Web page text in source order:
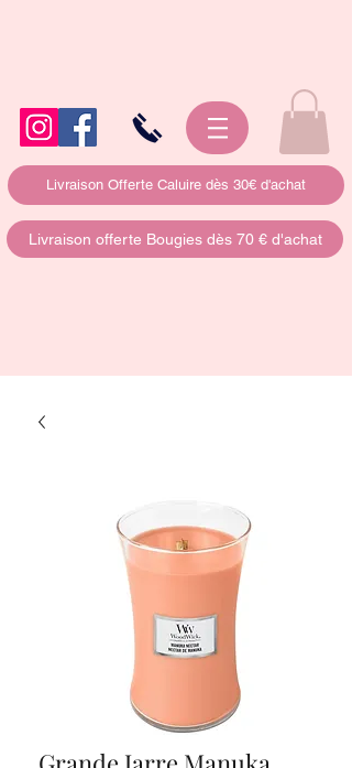
Livraison Offerte Caluire dès 30€ d'achat
Livraison offerte Bougies dès 70 € d'achat